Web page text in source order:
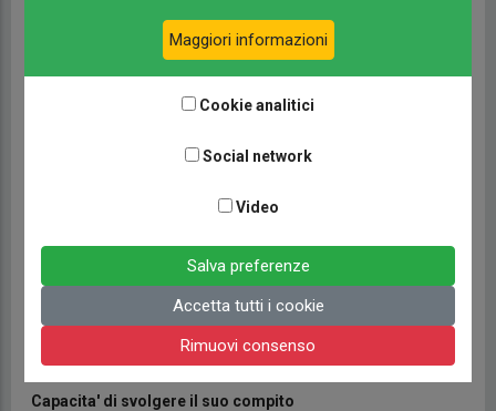
Anno di costruzione
Adeguatezza delle funzioni offerte dal prodotto
Superiore alle attese, eccellente
Affidabilita' nel tempo
Molto soddisfatto
Capacita' di svolgere il suo compito
Maggiori informazioni
Cookie analitici
Social network
Video
Salva preferenze
Accetta tutti i cookie
Rimuovi consenso